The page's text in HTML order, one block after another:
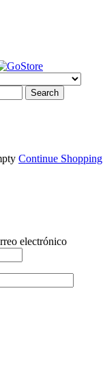
Continue Shopping
electrónico